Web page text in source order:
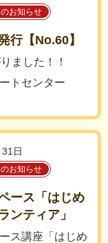
お知らせ
【No.60】
ました！！
トセンター
日
お知らせ
ース「はじめ
ンティア」
ス講座「はじめ